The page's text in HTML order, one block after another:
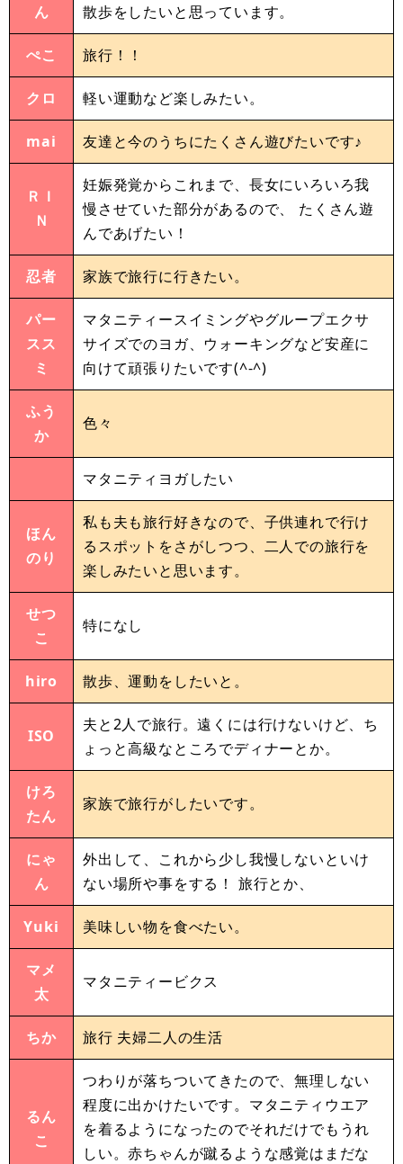
ん
散歩をしたいと思っています。
ぺこ 旅行！！
クロ 軽い運動など楽しみたい。
mai 友達と今のうちにたくさん遊びたいです♪
ＲＩ
Ｎ
妊娠発覚からこれまで、長女にいろいろ我
慢させていた部分があるので、 たくさん遊
んであげたい！
忍者 家族で旅行に行きたい。
パー
スス
ミ
マタニティースイミングやグループエクサ
サイズでのヨガ、ウォーキングなど安産に
向けて頑張りたいです(^-^)
ふう
か
色々
マタニティヨガしたい
ほん
のり
私も夫も旅行好きなので、子供連れで行け
るスポットをさがしつつ、二人での旅行を
楽しみたいと思います。
せつ
こ
特になし
hiro 散歩、運動をしたいと。
ISO
夫と2人で旅行。遠くには行けないけど、ち
ょっと高級なところでディナーとか。
けろ
たん
家族で旅行がしたいです。
にゃ
ん
外出して、これから少し我慢しないといけ
ない場所や事をする！ 旅行とか、
Yuki 美味しい物を食べたい。
マメ
太
マタニティービクス
ちか 旅行 夫婦二人の生活
るん
こ
つわりが落ちついてきたので、無理しない
程度に出かけたいです。マタニティウエア
を着るようになったのでそれだけでもうれ
しい。赤ちゃんが蹴るような感覚はまだな